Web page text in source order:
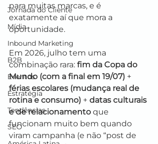
Jornada do Cliente
Mídia
Inbound Marketing
B2B
Eventos
Estratégia
Tendências
SEO
para muitas marcas, e é
exatamente aí que mora a
oportunidade.
Em 2026, julho tem uma
combinação rara: fim da Copa do
Mundo (com a final em 19/07) +
férias escolares (mudança real de
rotina e consumo) + datas culturais
e de relacionamento que
funcionam muito bem quando
viram campanha (e não “post de